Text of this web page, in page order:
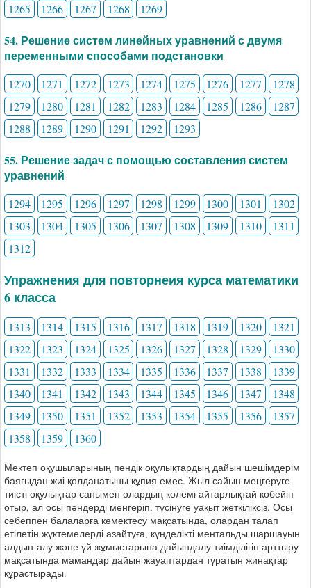
1265
1266 1267 1268 1269
54. Решение систем линейных уравнений с двумя
переменными способами подстановки
1270 1271 1272 1273 1274 1275 1276 1277
1278
1279
1280 1281 1282 1283 1284 1285 1286
1287
1288
1289 1290 1291 1292 1293
55. Решение задач с помощью составления систем
уравнений
1294 1295 1296 1297 1298 1299 1300 1301
1302
1303
1304 1305 1306 1307 1308 1309 1310
1311
1312
Упражнения для повторнеия курса математики
6 класса
1313 1314 1315 1316 1317 1318 1319 1320
1321
1322
1323 1324 1325 1326 1327 1328 1329
1330
1331
1332 1333 1334 1335 1336 1337 1338
1339
1340
1341 1342 1343 1344 1345 1346 1347
1348
1349
1350 1351 1352 1353 1354 1355 1356
1357
1358
1359 1360
Мектеп оқушыларының пәндік оқулықтардың дайын шешімдерім
баяғыдан жиі қолданатыны құпия емес. Жыл сайын меңгеруге
тиісті оқулықтар санымен олардың көлемі айтарлықтай көбейіп
отыр, ал осы пәндерді менгеріп, түсінуге уақыт жеткіліксіз. Осы
себеппен балаларға көмектесу мақсатында, олардан талап
етілетін жүктемелерді азайтуға, күнделікті ментальды шаршауын
алдын-алу және үй жұмыстарына дайындалу тиімділігін арттыру
мақсатында мамандар дайын жауаптардан тұратын жинақтар
құрастырады.